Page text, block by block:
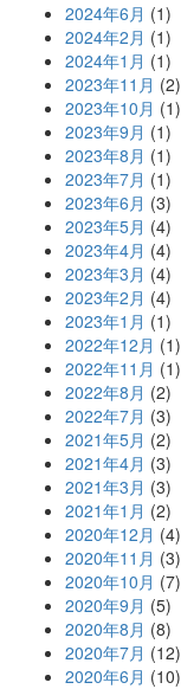
2024年6月 (1)
2024年2月 (1)
2024年1月 (1)
2023年11月 (2)
2023年10月 (1)
2023年9月 (1)
2023年8月 (1)
2023年7月 (1)
2023年6月 (3)
2023年5月 (4)
2023年4月 (4)
2023年3月 (4)
2023年2月 (4)
2023年1月 (1)
2022年12月 (1)
2022年11月 (1)
2022年8月 (2)
2022年7月 (3)
2021年5月 (2)
2021年4月 (3)
2021年3月 (3)
2021年1月 (2)
2020年12月 (4)
2020年11月 (3)
2020年10月 (7)
2020年9月 (5)
2020年8月 (8)
2020年7月 (12)
2020年6月 (10)